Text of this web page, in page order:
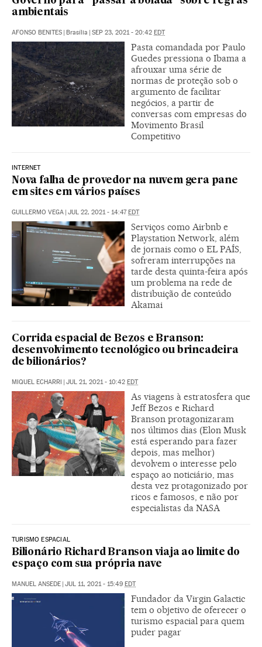
ambientais
AFONSO BENITES Brasília SEP 23, 2021 - 20:42 EDT
Pasta comandada por Paulo
Guedes pressiona o Ibama a
afrouxar uma série de
normas de proteção sob o
argumento de facilitar
negócios, a partir de
conversas com empresas do
Movimento Brasil
Competitivo
INTERNET
Nova falha de provedor na nuvem gera pane
em sites em vários países
GUILLERMO VEGA JUL 22, 2021 - 14:47 EDT
Serviços como Airbnb e
Playstation Network, além
de jornais como o EL PAÍS,
sofreram interrupções na
tarde desta quinta-feira após
um problema na rede de
distribuição de conteúdo
Akamai
Corrida espacial de Bezos e Branson:
desenvolvimento tecnológico ou brincadeira
de bilionários?
MIQUEL ECHARRI JUL 21, 2021 - 10:42 EDT
As viagens à estratosfera que
Jeff Bezos e Richard
Branson protagonizaram
nos últimos dias (Elon Musk
está esperando para fazer
depois, mas melhor)
devolvem o interesse pelo
espaço ao noticiário, mas
desta vez protagonizado por
ricos e famosos, e não por
especialistas da NASA
TURISMO ESPACIAL
Bilionário Richard Branson viaja ao limite do
espaço com sua própria nave
MANUEL ANSEDE JUL 11, 2021 - 15:49 EDT
Fundador da Virgin Galactic
tem o objetivo de oferecer o
turismo espacial para quem
puder pagar